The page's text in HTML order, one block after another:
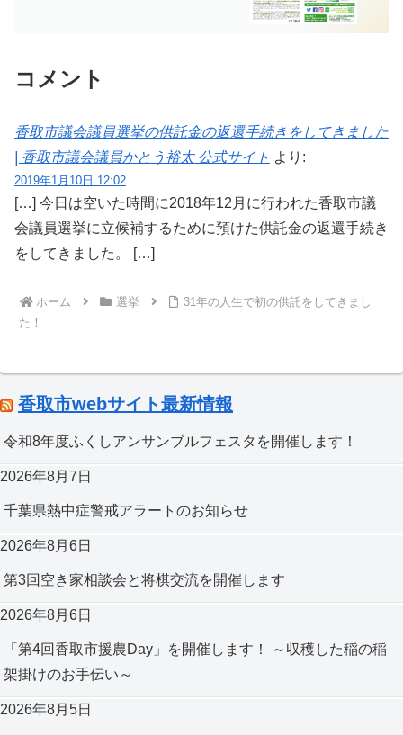
コメント
香取市議会議員選挙の供託金の返還手続きをしてきました
| 香取市議会議員かとう裕太 公式サイト より:
2019年1月10日 12:02
[…] 今日は空いた時間に2018年12月に行われた香取市議
会議員選挙に立候補するために預けた供託金の返還手続き
をしてきました。 […]
ホーム 選挙
31年の人生で初の供託をしてきまし
た！
香取市webサイト最新情報
令和8年度ふくしアンサンブルフェスタを開催します！
2026年8月7日
千葉県熱中症警戒アラートのお知らせ
2026年8月6日
第3回空き家相談会と将棋交流を開催します
2026年8月6日
「第4回香取市援農Day」を開催します！ ～収穫した稲の稲
架掛けのお手伝い～
2026年8月5日